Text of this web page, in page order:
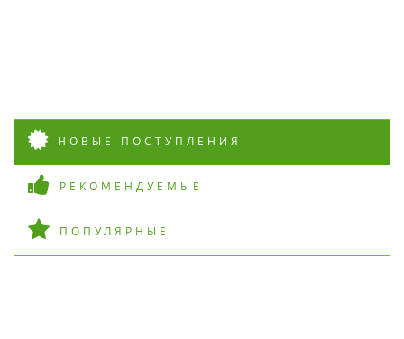
НОВЫЕ ПОСТУПЛЕНИЯ
РЕКОМЕНДУЕМЫЕ
ПОПУЛЯРНЫЕ